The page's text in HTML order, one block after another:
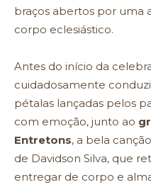
braços abertos por uma
corpo eclesiástico.
Antes do início da
cuidadosamente
pétalas lançadas pelos
com emoção, junto ao
Entretons, a bela
de Davidson Silva, que
entregar de corpo e